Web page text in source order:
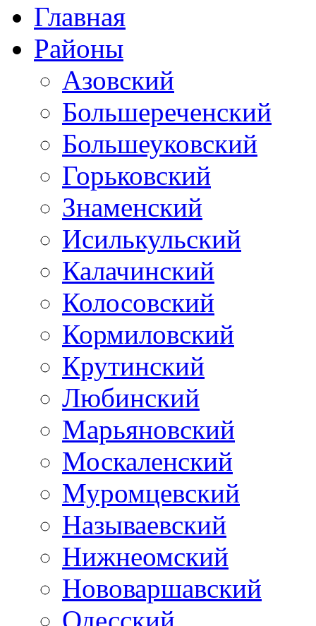
Главная
Районы
Азовский
Большереченский
Большеуковский
Горьковский
Знаменский
Исилькульский
Калачинский
Колосовский
Кормиловский
Крутинский
Любинский
Марьяновский
Москаленский
Муромцевский
Называевский
Нижнеомский
Нововаршавский
Одесский